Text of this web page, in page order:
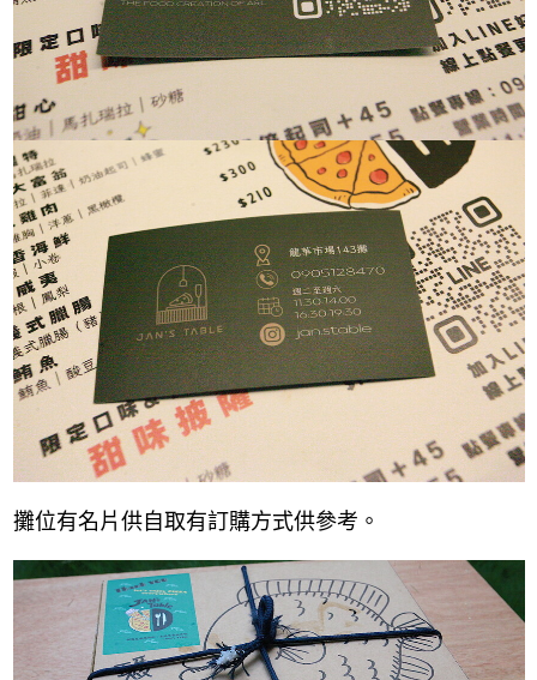
攤位有名片供自取有訂購方式供參考。